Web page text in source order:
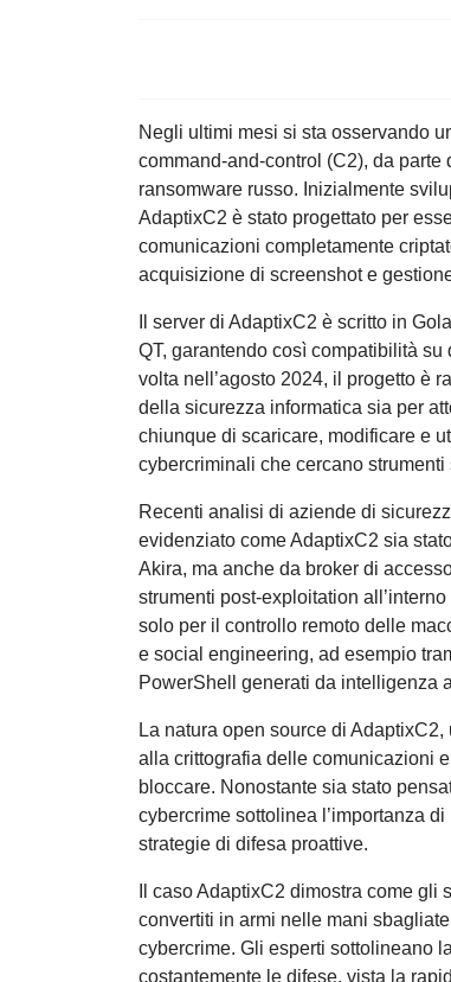
Negli ultimi mesi si sta osservando
command-and-control (C2), da parte
ransomware russo. Inizialmente
AdaptixC2 è stato progettato per
comunicazioni completamente
acquisizione di screenshot e
Il server di AdaptixC2 è scritto in
QT, garantendo così compatibilità
volta nell’agosto 2024, il progetto è
della sicurezza informatica sia per
chiunque di scaricare, modificare e
cybercriminali che cercano
Recenti analisi di aziende di
evidenziato come AdaptixC2 sia
Akira, ma anche da broker di
strumenti post-exploitation
solo per il controllo remoto delle
e social engineering, ad esempio
PowerShell generati da intelligenza
La natura open source di
alla crittografia delle comunicazioni
bloccare. Nonostante sia stato
cybercrime sottolinea l’importanza
strategie di difesa proattive.
Il caso AdaptixC2 dimostra come
convertiti in armi nelle mani
cybercrime. Gli esperti sottolineano
costantemente le difese, vista la